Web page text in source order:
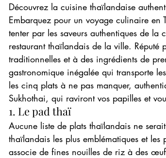
Découvrez la cuisine thaïlandaise
Embarquez pour un voyage culinaire en
tenter par les saveurs authentiques de
restaurant thaïlandais de la ville. Réputé
traditionnelles et à des ingrédients de
gastronomique inégalée qui transporte
les cinq plats à ne pas manquer,
Sukhothai, qui raviront vos papilles et
1. Le pad thaï
Aucune liste de plats thaïlandais ne
thaïlandais les plus emblématiques et
associe de fines nouilles de riz à des